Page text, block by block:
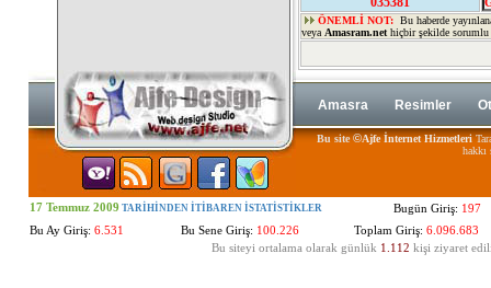
ÖNEMLİ NOT: Bu haberde
veya Amasram.nethiçbir şekilde sorumlu
Amasra Resimler
Bu site©Ajfe İnternet Hizmetleri
hakkı